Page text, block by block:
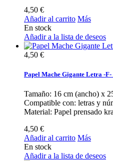
4,50 €
Añadir al carrito Más
En stock
Añadir a la lista de deseos
4,50 €
Papel Mache Gigante Letra -F-
Tamaño: 16 cm (ancho) x
Compatible con: letras y
Material: Papel prensado
4,50 €
Añadir al carrito Más
En stock
Añadir a la lista de deseos